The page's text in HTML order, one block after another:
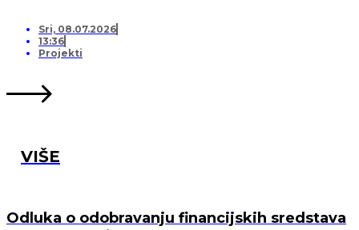
Sri, 08.07.2026
13:36
Projekti
VIŠE
Odluka o odobravanju financijskih sredstava